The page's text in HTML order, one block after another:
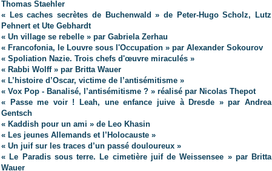
Thomas Staehler
« Les caches secrètes de Buchenwald » de Peter-Hugo Scholz, Lutz
Pehnert et Ute Gebhardt
« Un village se rebelle » par Gabriela Zerhau
« Francofonia, le Louvre sous l'Occupation » par Alexander Sokourov
« Spoliation Nazie. Trois chefs d'œuvre miraculés »
« Rabbi Wolff » par Britta Wauer
« L’histoire d’Oscar, victime de l’antisémitisme »
« Vox Pop - Banalisé, l’antisémitisme ? » réalisé par Nicolas Thepot
« Passe me voir ! Leah, une enfance juive à Dresde » par Andrea
Gentsch
« Kaddish pour un ami » de Leo Khasin
« Les jeunes Allemands et l’Holocauste »
« Un juif sur les traces d’un passé douloureux »
« Le Paradis sous terre. Le cimetière juif de Weissensee » par Britta
Wauer